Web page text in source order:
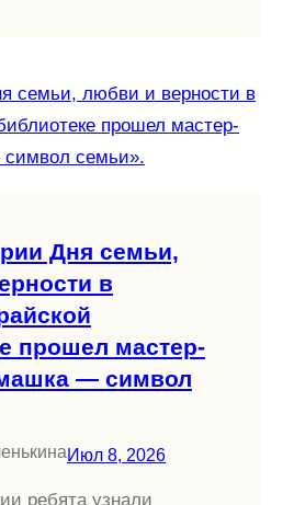
Дня семьи,
в
прошел мастер-
— символ
Июл 8, 2026
ребята узнали